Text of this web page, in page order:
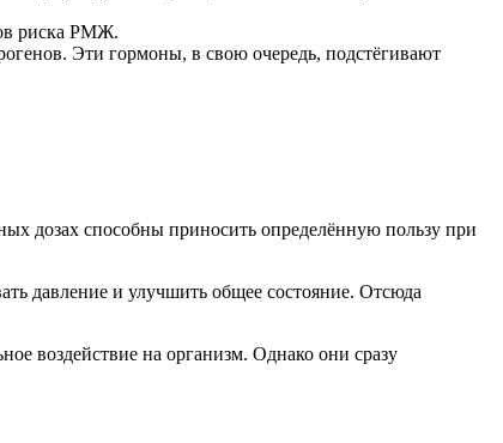
риска РМЖ.
Эти гормоны, в свою очередь, подстёгивают
дозах способны приносить определённую пользу при
давление и улучшить общее состояние. Отсюда
воздействие на организм. Однако они сразу